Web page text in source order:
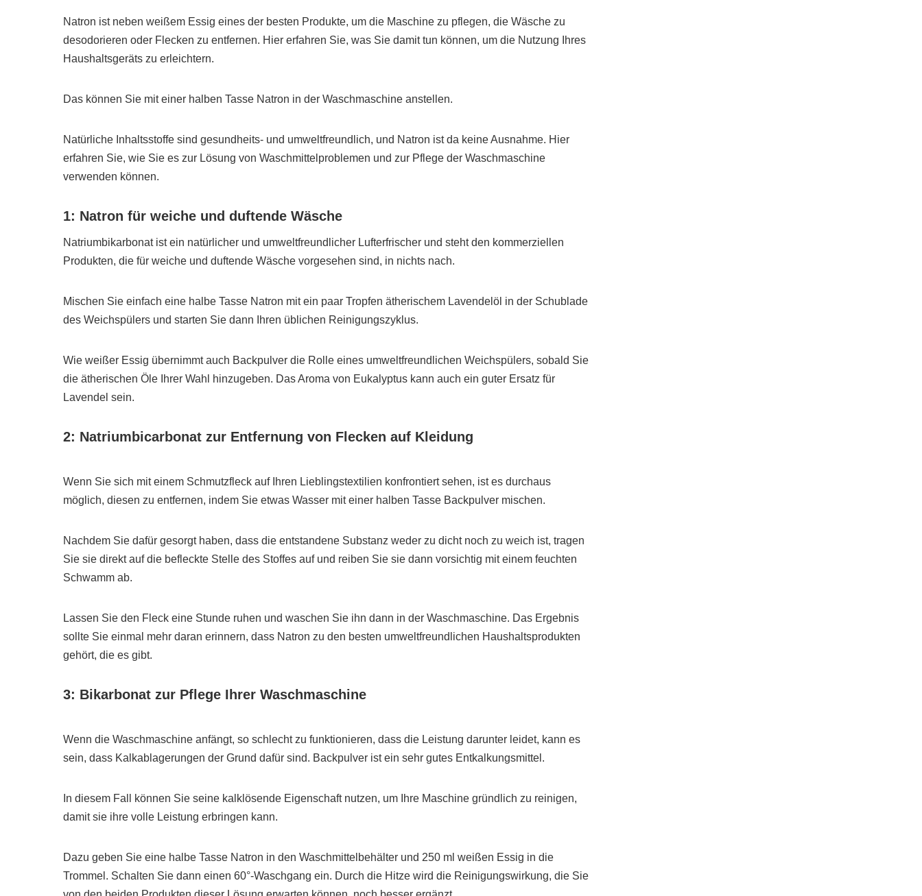
Natron ist neben weißem Essig eines der besten Produkte, um die Maschine zu pflegen, die Wäsche zu
desodorieren oder Flecken zu entfernen. Hier erfahren Sie, was Sie damit tun können, um die Nutzung Ihres
Haushaltsgeräts zu erleichtern.
Das können Sie mit einer halben Tasse Natron in der Waschmaschine anstellen.
Natürliche Inhaltsstoffe sind gesundheits- und umweltfreundlich, und Natron ist da keine Ausnahme. Hier
erfahren Sie, wie Sie es zur Lösung von Waschmittelproblemen und zur Pflege der Waschmaschine
verwenden können.
1: Natron für weiche und duftende Wäsche
Natriumbikarbonat ist ein natürlicher und umweltfreundlicher Lufterfrischer und steht den kommerziellen
Produkten, die für weiche und duftende Wäsche vorgesehen sind, in nichts nach.
Mischen Sie einfach eine halbe Tasse Natron mit ein paar Tropfen ätherischem Lavendelöl in der Schublade
des Weichspülers und starten Sie dann Ihren üblichen Reinigungszyklus.
Wie weißer Essig übernimmt auch Backpulver die Rolle eines umweltfreundlichen Weichspülers, sobald Sie
die ätherischen Öle Ihrer Wahl hinzugeben. Das Aroma von Eukalyptus kann auch ein guter Ersatz für
Lavendel sein.
2: Natriumbicarbonat zur Entfernung von Flecken auf Kleidung
Wenn Sie sich mit einem Schmutzfleck auf Ihren Lieblingstextilien konfrontiert sehen, ist es durchaus
möglich, diesen zu entfernen, indem Sie etwas Wasser mit einer halben Tasse Backpulver mischen.
Nachdem Sie dafür gesorgt haben, dass die entstandene Substanz weder zu dicht noch zu weich ist, tragen
Sie sie direkt auf die befleckte Stelle des Stoffes auf und reiben Sie sie dann vorsichtig mit einem feuchten
Schwamm ab.
Lassen Sie den Fleck eine Stunde ruhen und waschen Sie ihn dann in der Waschmaschine. Das Ergebnis
sollte Sie einmal mehr daran erinnern, dass Natron zu den besten umweltfreundlichen Haushaltsprodukten
gehört, die es gibt.
3: Bikarbonat zur Pflege Ihrer Waschmaschine
Wenn die Waschmaschine anfängt, so schlecht zu funktionieren, dass die Leistung darunter leidet, kann es
sein, dass Kalkablagerungen der Grund dafür sind. Backpulver ist ein sehr gutes Entkalkungsmittel.
In diesem Fall können Sie seine kalklösende Eigenschaft nutzen, um Ihre Maschine gründlich zu reinigen,
damit sie ihre volle Leistung erbringen kann.
Dazu geben Sie eine halbe Tasse Natron in den Waschmittelbehälter und 250 ml weißen Essig in die
Trommel. Schalten Sie dann einen 60°-Waschgang ein. Durch die Hitze wird die Reinigungswirkung, die Sie